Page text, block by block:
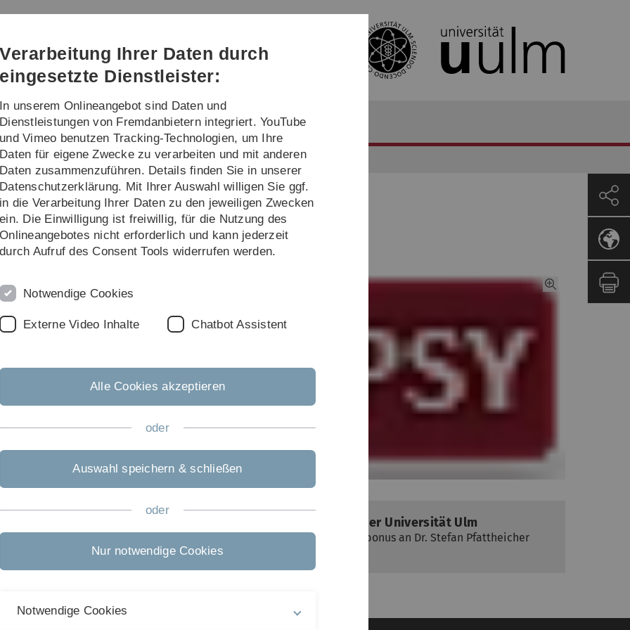
Direkt
Direkt
Direkt
(Sprache,
Drucken,
Social
Direkt
Direkt
Hochschulambulanz
Psychologie und Pädagogik
offiziell eröffnet
– für die Versorgung von Patienten, für Forschung
Nächster Beitrag
Vergabe von Forschungsboni der Universität Ulm
Universität Ulm vergibt Forschungsbonus an Dr. Stefan Pfattheicher
veröffentlicht am: 04. Februar 2016
Verarbeitung Ihrer Daten durch
eingesetzte Dienstleister:
In unserem Onlineangebot sind Daten und
Dienstleistungen von Fremdanbietern integriert. YouTube
und Vimeo benutzen Tracking-Technologien, um Ihre
Daten für eigene Zwecke zu verarbeiten und mit anderen
Daten zusammenzuführen. Details finden Sie in unserer
Datenschutzerklärung. Mit Ihrer Auswahl willigen Sie ggf.
in die Verarbeitung Ihrer Daten zu den jeweiligen Zwecken
ein. Die Einwilligung ist freiwillig, für die Nutzung des
Onlineangebotes nicht erforderlich und kann jederzeit
durch Aufruf des Consent Tools widerrufen werden.
Notwendige Cookies
Externe Video Inhalte Chatbot Assistent
Alle Cookies akzeptieren
oder
Auswahl speichern & schließen
oder
Nur notwendige Cookies
Notwendige Cookies